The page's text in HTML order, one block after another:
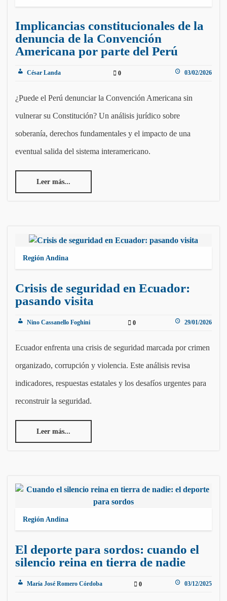
Implicancias constitucionales de la
denuncia de la Convención
Americana por parte del Perú
César Landa 0 03/02/2026
¿Puede el Perú denunciar la Convención Americana sin
vulnerar su Constitución? Un análisis jurídico sobre
soberanía, derechos fundamentales y el impacto de una
eventual salida del sistema interamericano.
Leer más...
Región Andina
Crisis de seguridad en Ecuador:
pasando visita
Nino Cassanello Foghini 0 29/01/2026
Ecuador enfrenta una crisis de seguridad marcada por crimen
organizado, corrupción y violencia. Este análisis revisa
indicadores, respuestas estatales y los desafíos urgentes para
reconstruir la seguridad.
Leer más...
Región Andina
El deporte para sordos: cuando el
silencio reina en tierra de nadie
María José Romero Córdoba 0 03/12/2025